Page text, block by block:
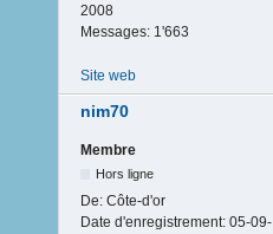
2008
Messages: 1'663
Site web
nim70
Membre
Hors ligne
De: Côte-d'or
Date d'enregistrement: 05-09-